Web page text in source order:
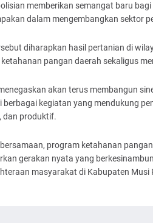
memberikan semangat baru
dalam mengembangkan sektor
diharapkan hasil pertanian di
pangan daerah sekaligus
akan terus membangun
berbagai kegiatan yang mendukung
dan produktif.
program ketahanan
gerakan nyata yang
masyarakat di Kabupaten Musi